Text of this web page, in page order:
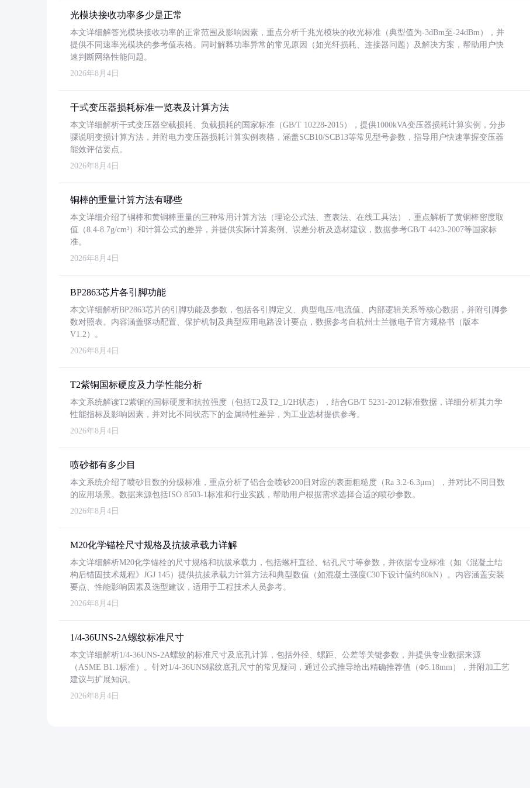
光模块接收功率多少是正常
本文详细解答光模块接收功率的正常范围及影响因素，重点分析千兆光模块的收光标准（典型值为-3dBm至-24dBm），并
提供不同速率光模块的参考值表格。同时解释功率异常的常见原因（如光纤损耗、连接器问题）及解决方案，帮助用户快
速判断网络性能问题。
2026年8月4日
干式变压器损耗标准一览表及计算方法
本文详细解析干式变压器空载损耗、负载损耗的国家标准（GB/T 10228-2015），提供1000kVA变压器损耗计算实例，分步
骤说明变损计算方法，并附电力变压器损耗计算实例表格，涵盖SCB10/SCB13等常见型号参数，指导用户快速掌握变压器
能效评估要点。
2026年8月4日
铜棒的重量计算方法有哪些
本文详细介绍了铜棒和黄铜棒重量的三种常用计算方法（理论公式法、查表法、在线工具法），重点解析了黄铜棒密度取
值（8.4-8.7g/cm³）和计算公式的差异，并提供实际计算案例、误差分析及选材建议，数据参考GB/T 4423-2007等国家标
准。
2026年8月4日
BP2863芯片各引脚功能
本文详细解析BP2863芯片的引脚功能及参数，包括各引脚定义、典型电压/电流值、内部逻辑关系等核心数据，并附引脚参
数对照表。内容涵盖驱动配置、保护机制及典型应用电路设计要点，数据参考自杭州士兰微电子官方规格书（版本
V1.2）。
2026年8月4日
T2紫铜国标硬度及力学性能分析
本文系统解读T2紫铜的国标硬度和抗拉强度（包括T2及T2_1/2H状态），结合GB/T 5231-2012标准数据，详细分析其力学
性能指标及影响因素，并对比不同状态下的金属特性差异，为工业选材提供参考。
2026年8月4日
喷砂都有多少目
本文系统介绍了喷砂目数的分级标准，重点分析了铝合金喷砂200目对应的表面粗糙度（Ra 3.2-6.3μm），并对比不同目数
的应用场景。数据来源包括ISO 8503-1标准和行业实践，帮助用户根据需求选择合适的喷砂参数。
2026年8月4日
M20化学锚栓尺寸规格及抗拔承载力详解
本文详细解析M20化学锚栓的尺寸规格和抗拔承载力，包括螺杆直径、钻孔尺寸等参数，并依据专业标准（如《混凝土结
构后锚固技术规程》JGJ 145）提供抗拔承载力计算方法和典型数值（如混凝土强度C30下设计值约80kN）。内容涵盖安装
要点、性能影响因素及选型建议，适用于工程技术人员参考。
2026年8月4日
1/4-36UNS-2A螺纹标准尺寸
本文详细解析1/4-36UNS-2A螺纹的标准尺寸及底孔计算，包括外径、螺距、公差等关键参数，并提供专业数据来源
（ASME B1.1标准）。针对1/4-36UNS螺纹底孔尺寸的常见疑问，通过公式推导给出精确推荐值（Φ5.18mm），并附加工艺
建议与扩展知识。
2026年8月4日